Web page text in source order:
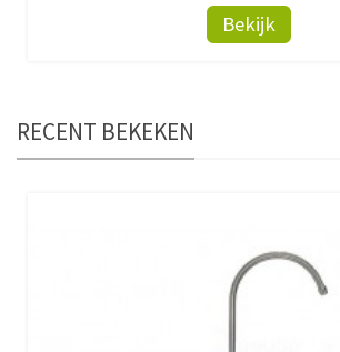
Bekijk
RECENT BEKEKEN